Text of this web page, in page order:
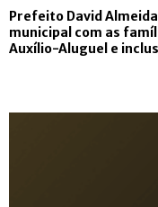
Prefeito David
municipal com as
Auxílio-Aluguel e